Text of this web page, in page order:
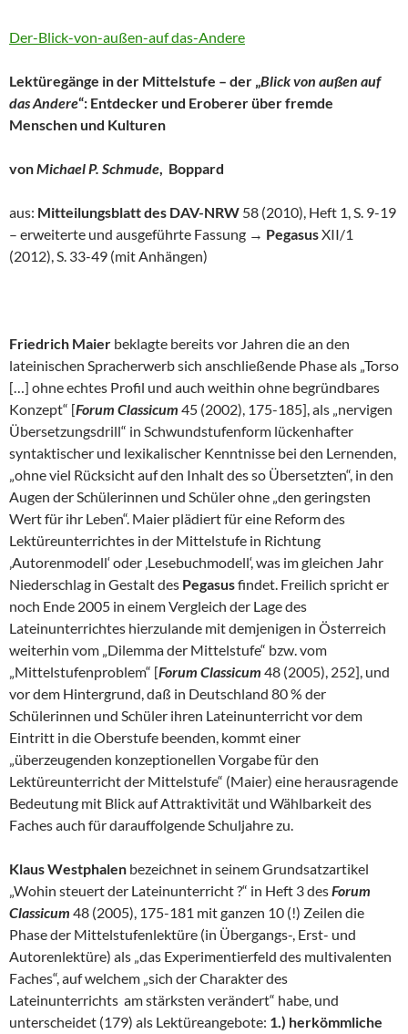
Der-Blick-von-außen-auf das-Andere
Lektüregänge in der Mittelstufe – der „Blick von außen auf
dasAndere“: Entdecker und Eroberer über fremde
Menschen und Kulturen
vonMichael P. Schmude, Boppard
aus: Mitteilungsblatt des DAV-NRW 58 (2010), Heft 1, S. 9-19
– erweiterte und ausgeführte Fassung → PegasusXII/1
(2012), S. 33-49 (mit Anhängen)
Friedrich Maier beklagte bereits vor Jahren die an den
lateinischen Spracherwerb sich anschließende Phase als „Torso
[…] ohne echtes Profil und auch weithin ohne begründbares
Konzept“ [Forum Classicum 45 (2002), 175-185], als „nervigen
Übersetzungsdrill“ in Schwundstufenform lückenhafter
syntaktischer und lexikalischer Kenntnisse bei den Lernenden,
„ohne viel Rücksicht auf den Inhalt des so Übersetzten“, in den
Augen der Schülerinnen und Schüler ohne „den geringsten
Wert für ihr Leben“. Maier plädiert für eine Reform des
Lektüreunterrichtes in der Mittelstufe in Richtung
‚Autorenmodell‘ oder ‚Lesebuchmodell‘, was im gleichen Jahr
Niederschlag in Gestalt des Pegasusfindet. Freilich spricht er
noch Ende 2005 in einem Vergleich der Lage des
Lateinunterrichtes hierzulande mit demjenigen in Österreich
weiterhin vom „Dilemma der Mittelstufe“ bzw. vom
„Mittelstufenproblem“ [Forum Classicum 48 (2005), 252], und
vor dem Hintergrund, daß in Deutschland 80 % der
Schülerinnen und Schüler ihren Lateinunterricht vor dem
Eintritt in die Oberstufe beenden, kommt einer
„überzeugenden konzeptionellen Vorgabe für den
Lektüreunterricht der Mittelstufe“ (Maier) eine herausragende
Bedeutung mit Blick auf Attraktivität und Wählbarkeit des
Faches auch für darauffolgende Schuljahre zu.
Klaus Westphalen bezeichnet in seinem Grundsatzartikel
„Wohin steuert der Lateinunterricht ?“ in Heft 3 desForum
Classicum 48 (2005), 175-181 mit ganzen 10 (!) Zeilen die
Phase der Mittelstufenlektüre (in Übergangs-, Erst- und
Autorenlektüre) als „das Experimentierfeld des multivalenten
Faches“, auf welchem „sich der Charakter des
Lateinunterrichts am stärksten verändert“ habe, und
unterscheidet (179) als Lektüreangebote: 1.) herkömmliche